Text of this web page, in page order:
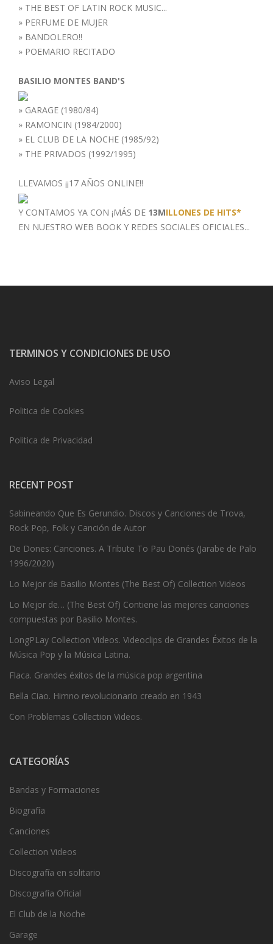
» THE BEST OF LATIN ROCK MUSIC...
» PERFUME DE MUJER
» BANDOLERO!!
» POEMARIO RECITADO
BASILIO MONTES BAND'S
» GARAGE (1980/84)
» RAMONCIN (1984/2000)
» EL CLUB DE LA NOCHE (1985/92)
» THE PRIVADOS (1992/1995)
LLEVAMOS ¡¡17 AÑOS ONLINE!!
Y CONTAMOS YA CON ¡MÁS DE 13MILLONES DE HITS*
EN NUESTRO WEB BOOK Y REDES SOCIALES OFICIALES...
TERMINOS Y CONDICIONES DE USO
Aviso Legal
Politica de Cookies
Politica de Privacidad
RECENT POST
Sabineando Que Es Gerundio. Discos y Canciones de Trova,
Rock Pop, Folk y Canción de Autor
De Dones: Canciones. A Tribute To Pau Donés (Jarabe de Palo
1996/2020)
Lo Mejor de Basilio Montes (The Best Of) Collection Videos
Lo Mejor de… (The Best Of) Contiene las mejores canciones
compuestas por Basilio Montes.
LongPLay Collection Videos. Videoclips de Grandes Éxitos de la
Música Pop y la Música Latina.
Flaca. Grandes éxitos de la música pop argentina
Bella Ciao. Himno revolucionario creado en 1943
Con Problemas Collection Videos.
CATEGORÍAS
Bandas y Formaciones
Biografía
Canciones
Collection Videos
Discografía en solitario
Discografía Oficial
El Club de la Noche
Garage